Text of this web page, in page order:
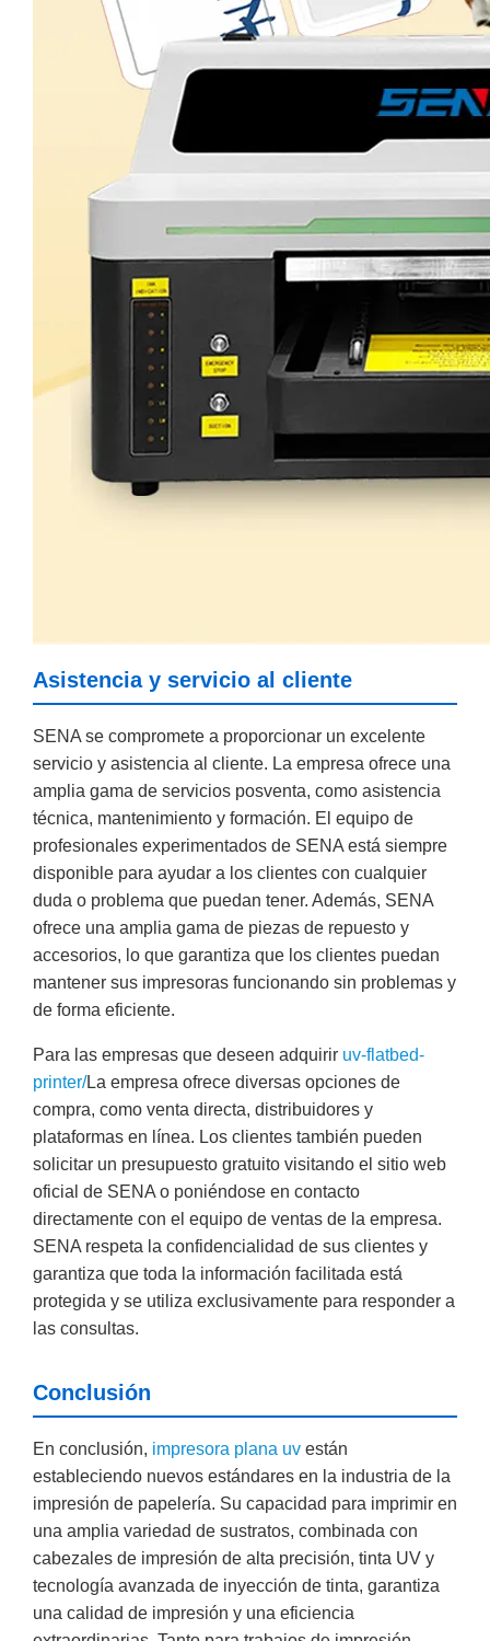
Asistencia y servicio al cliente
SENA se compromete a proporcionar un excelente
servicio y asistencia al cliente. La empresa ofrece una
amplia gama de servicios posventa, como asistencia
técnica, mantenimiento y formación. El equipo de
profesionales experimentados de SENA está siempre
disponible para ayudar a los clientes con cualquier
duda o problema que puedan tener. Además, SENA
ofrece una amplia gama de piezas de repuesto y
accesorios, lo que garantiza que los clientes puedan
mantener sus impresoras funcionando sin problemas y
de forma eficiente.
Para las empresas que deseen adquirir uv-flatbed-
printer/La empresa ofrece diversas opciones de
compra, como venta directa, distribuidores y
plataformas en línea. Los clientes también pueden
solicitar un presupuesto gratuito visitando el sitio web
oficial de SENA o poniéndose en contacto
directamente con el equipo de ventas de la empresa.
SENA respeta la confidencialidad de sus clientes y
garantiza que toda la información facilitada está
protegida y se utiliza exclusivamente para responder a
las consultas.
Conclusión
En conclusión, impresora plana uv están
estableciendo nuevos estándares en la industria de la
impresión de papelería. Su capacidad para imprimir en
una amplia variedad de sustratos, combinada con
cabezales de impresión de alta precisión, tinta UV y
tecnología avanzada de inyección de tinta, garantiza
una calidad de impresión y una eficiencia